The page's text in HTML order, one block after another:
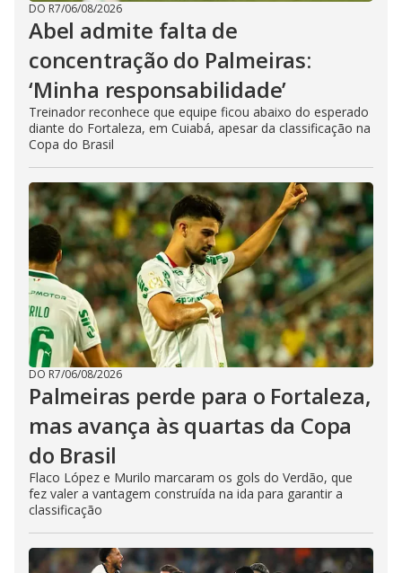
DO R7/06/08/2026
Abel admite falta de
concentração do Palmeiras:
‘Minha responsabilidade’
Treinador reconhece que equipe ficou abaixo do esperado
diante do Fortaleza, em Cuiabá, apesar da classificação na
Copa do Brasil
DO R7/06/08/2026
Palmeiras perde para o Fortaleza,
mas avança às quartas da Copa
do Brasil
Flaco López e Murilo marcaram os gols do Verdão, que
fez valer a vantagem construída na ida para garantir a
classificação